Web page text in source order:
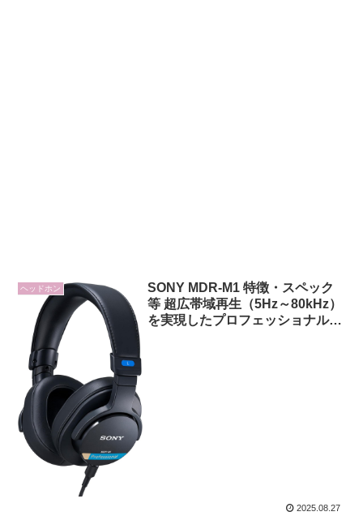
ヘッドホン
SONY MDR-M1 特徴・スペック
等 超広帯域再生（5Hz～80kHz）
を実現したプロフェッショナル向
2025.08.27